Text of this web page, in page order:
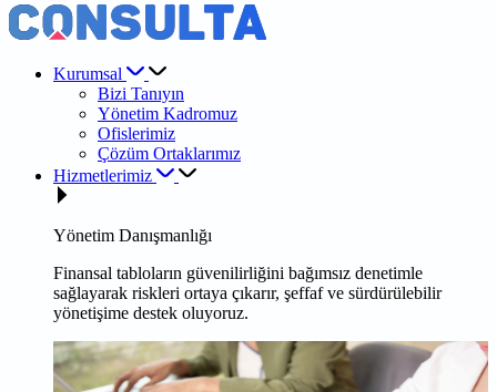
Kurumsal
Bizi Tanıyın
Yönetim Kadromuz
Ofislerimiz
Çözüm Ortaklarımız
Hizmetlerimiz
Yönetim Danışmanlığı
Finansal tabloların güvenilirliğini bağımsız denetimle
sağlayarak riskleri ortaya çıkarır, şeffaf ve sürdürülebilir
yönetişime destek oluyoruz.